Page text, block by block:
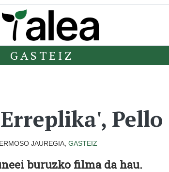
GASTEIZ
JAUREGIA, GASTEIZ
buruzko filma da hau.